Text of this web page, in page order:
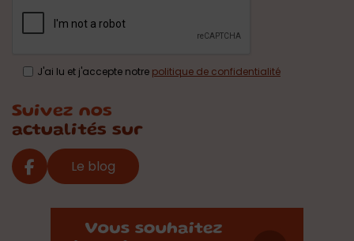
J'ai lu et j'accepte notre politique de confidentialité
Suivez nos
actualités sur
Le blog